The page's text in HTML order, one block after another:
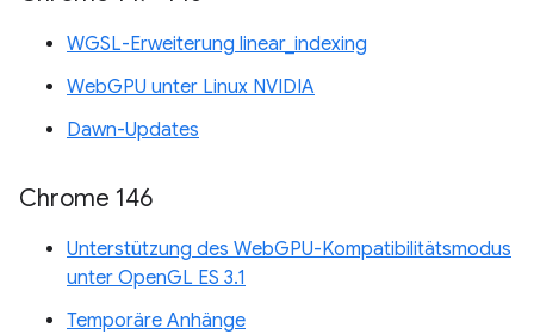
WGSL-Erweiterung linear_indexing
WebGPU unter Linux NVIDIA
Dawn-Updates
Chrome 146
Unterstützung des WebGPU-Kompatibilitätsmodus
unter OpenGL ES 3.1
Temporäre Anhänge